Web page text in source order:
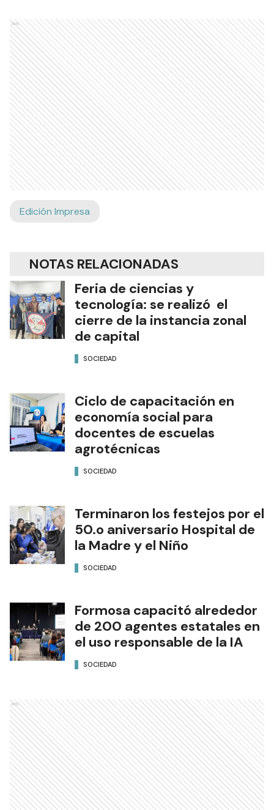
Ads
Edición Impresa
NOTAS RELACIONADAS
Feria de ciencias y
tecnología: se realizó el
cierre de la instancia zonal
de capital
SOCIEDAD
Ciclo de capacitación en
economía social para
docentes de escuelas
agrotécnicas
SOCIEDAD
Terminaron los festejos por el
50.o aniversario Hospital de
la Madre y el Niño
SOCIEDAD
Formosa capacitó alrededor
de 200 agentes estatales en
el uso responsable de la IA
SOCIEDAD
Ads